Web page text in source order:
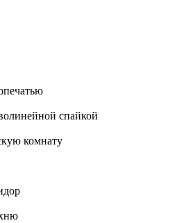
спайкой
комнату